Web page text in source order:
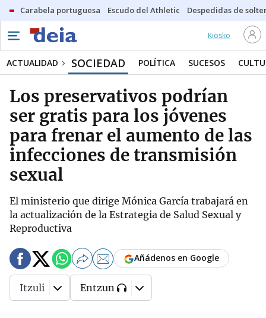
Carabela portuguesa Escudo del Athletic Despedidas de
Kiosko
ACTUALIDAD SOCIEDAD POLÍTICA SUCESOS
Los preservativos podrían
ser gratis para los jóvenes
para frenar el aumento de las
infecciones de transmisión
sexual
El ministerio que dirige Mónica García trabajará en
la actualización de la Estrategia de Salud Sexual y
Reproductiva
Añádenos en Google
Itzuli Entzun